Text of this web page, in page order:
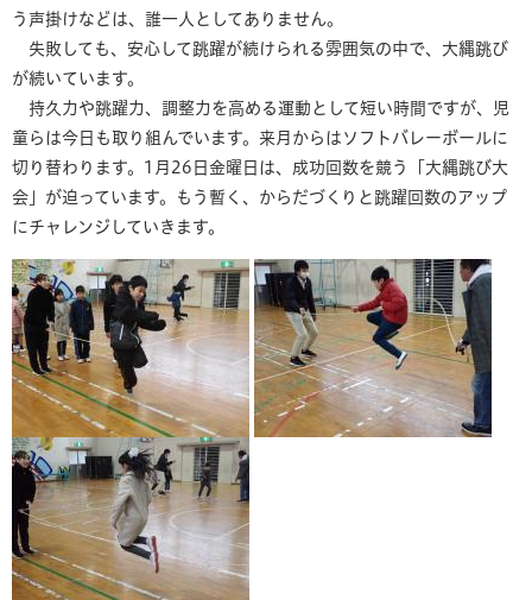
う声掛けなどは、誰一人としてありません。
失敗しても、安心して跳躍が続けられる雰囲気の中で、大縄跳び
が続いています。
持久力や跳躍力、調整力を高める運動として短い時間ですが、児
童らは今日も取り組んでいます。来月からはソフトバレーボールに
切り替わります。1月26日金曜日は、成功回数を競う「大縄跳び大
会」が迫っています。もう暫く、からだづくりと跳躍回数のアップ
にチャレンジしていきます。